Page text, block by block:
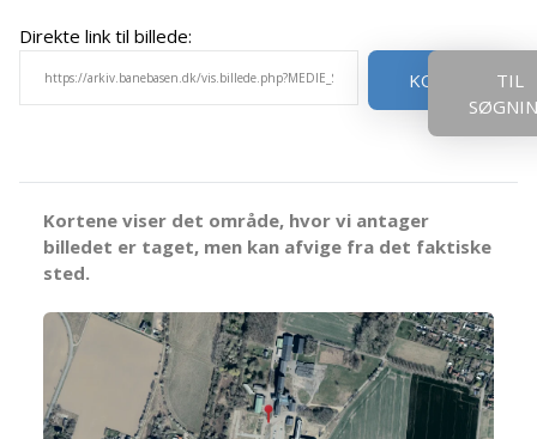
Direkte link til billede:
KOPIER
TIL
Kortene viser det område, hvor vi antager
billedet er taget, men kan afvige fra det faktiske
sted.